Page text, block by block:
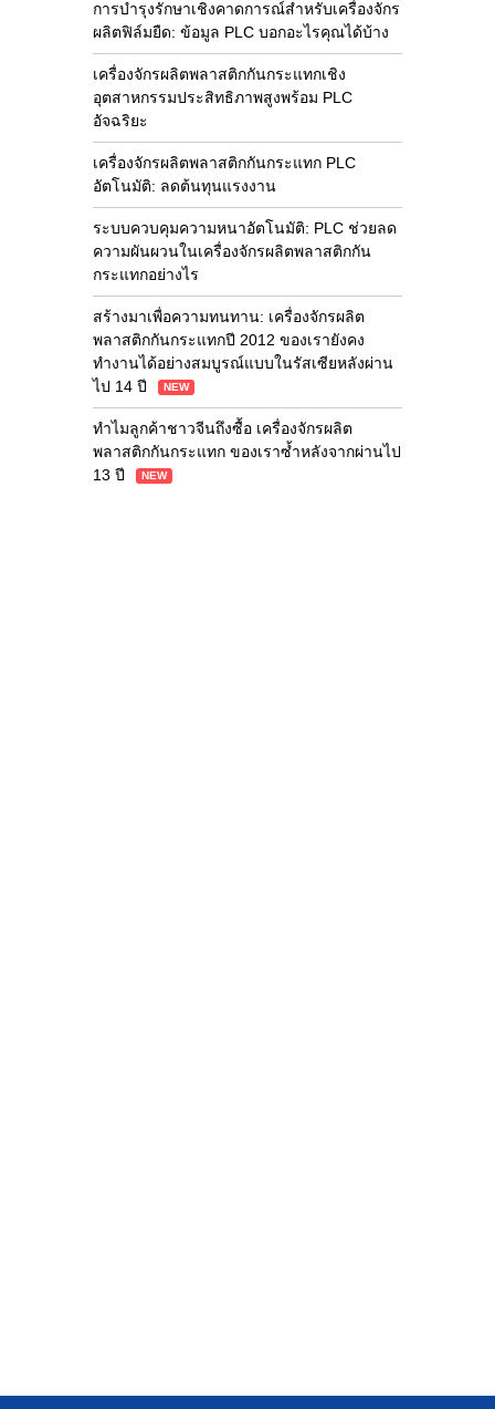
การบำรุงรักษาเชิงคาดการณ์สำหรับเครื่องจักร
ผลิตฟิล์มยืด: ข้อมูล PLC บอกอะไรคุณได้บ้าง
เครื่องจักรผลิตพลาสติกกันกระแทกเชิง
อุตสาหกรรมประสิทธิภาพสูงพร้อม PLC
อัจฉริยะ
เครื่องจักรผลิตพลาสติกกันกระแทก PLC
อัตโนมัติ: ลดต้นทุนแรงงาน
ระบบควบคุมความหนาอัตโนมัติ: PLC ช่วยลด
ความผันผวนในเครื่องจักรผลิตพลาสติกกัน
กระแทกอย่างไร
สร้างมาเพื่อความทนทาน: เครื่องจักรผลิต
พลาสติกกันกระแทกปี 2012 ของเรายังคง
ทำงานได้อย่างสมบูรณ์แบบในรัสเซียหลังผ่าน
ไป 14 ปี
NEW
ทำไมลูกค้าชาวจีนถึงซื้อ เครื่องจักรผลิต
พลาสติกกันกระแทก ของเราซ้ำหลังจากผ่านไป
13 ปี
NEW